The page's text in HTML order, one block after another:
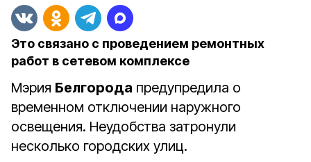
Это связано с проведением ремонтных
работ в сетевом комплексе
Мэрия Белгорода предупредила о
временном отключении наружного
освещения. Неудобства затронули
несколько городских улиц.